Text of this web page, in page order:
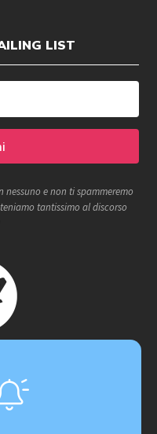
LIST
e non ti spammeremo
tantissimo al discorso